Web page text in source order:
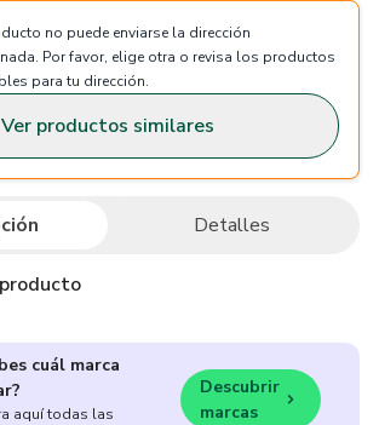
no puede enviarse la dirección
Por favor, elige otra o revisa los productos
para tu dirección.
Ver productos similares
Detalles
cuál marca
aquí todas las
Descubrir
marcas